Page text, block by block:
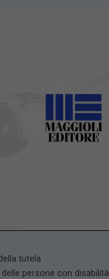
66.17%
tutela
persone con disabilità